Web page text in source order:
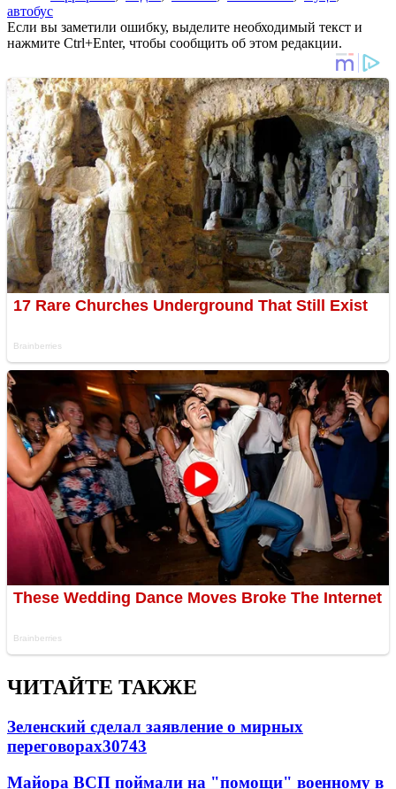
автобус
Если вы заметили ошибку, выделите необходимый текст и
нажмите Ctrl+Enter, чтобы сообщить об этом редакции.
ЧИТАЙТЕ ТАКЖЕ
Зеленский сделал заявление о мирных
переговорах30743
Майора ВСП поймали на "помощи" военному в